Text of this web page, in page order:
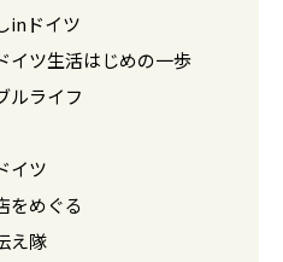
inドイツ
イツ生活はじめの一歩
ルライフ
イツ
をめぐる
え隊